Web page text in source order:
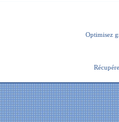
Optimisez